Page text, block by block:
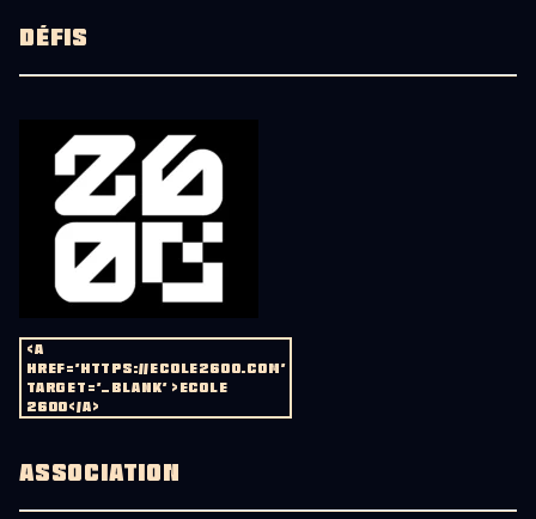
DÉFIS
<A
HREF='HTTPS://ECOLE2600.COM'
TARGET='_BLANK' >ECOLE
2600</A>
ASSOCIATION